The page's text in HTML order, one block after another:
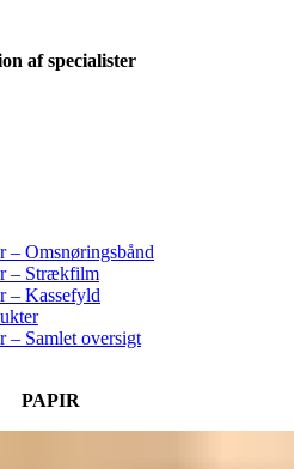
af specialister
– Omsnøringsbånd
– Strækfilm
– Kassefyld
– Samlet oversigt
PAPIR